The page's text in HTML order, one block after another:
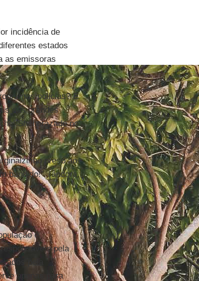
incidência de
estados
as emissoras
policias? E
das grandes
Sheherazade no
preso ao
bandido!”. [âncora,
é
pela
pela
apenas para